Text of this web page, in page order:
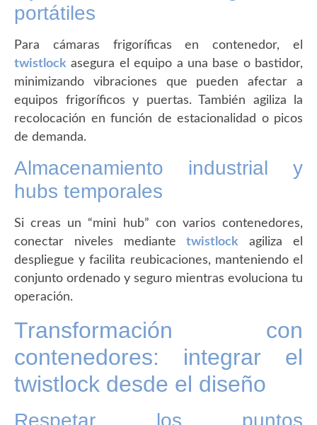
portátiles
Para cámaras frigoríficas en contenedor, el
twistlock asegura el equipo a una base o bastidor,
minimizando vibraciones que pueden afectar a
equipos frigoríficos y puertas. También agiliza la
recolocación en función de estacionalidad o picos
de demanda.
Almacenamiento industrial y
hubs temporales
Si creas un “mini hub” con varios contenedores,
conectar niveles mediantetwistlock agiliza el
despliegue y facilita reubicaciones, manteniendo el
conjunto ordenado y seguro mientras evoluciona tu
operación.
Transformación con
contenedores: integrar el
twistlock desde el diseño
Respetar los puntos